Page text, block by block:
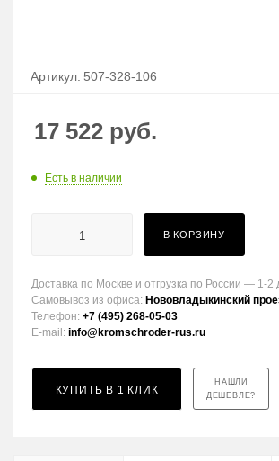
Артикул: 507-328-106
17 522 руб.
Есть в наличии
В КОРЗИНУ
Доставка по Москве и отгрузка по России — 1-2
Самовывоз из офиса: Нововладыкинский
Телефон: +7 (495) 268-05-03
E-mail: info@kromschroder-rus.ru
КУПИТЬ В 1 КЛИК
НАШЛИ
ДЕШЕВЛЕ?